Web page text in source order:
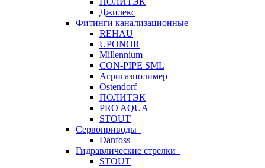
Джилекс
Фитинги канализационные
REHAU
UPONOR
Millennium
CON-PIPE SML
Агригазполимер
Ostendorf
ПОЛИТЭК
PRO AQUA
STOUT
Сервоприводы
Danfoss
Гидравлические стрелки
STOUT